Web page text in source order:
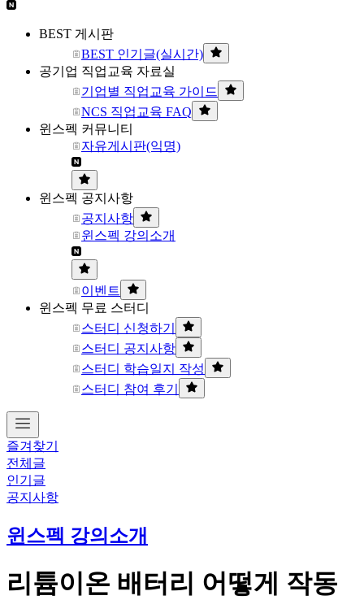
BEST 게시판
BEST 인기글(실시간)
공기업 직업교육 자료실
기업별 직업교육 가이드
NCS 직업교육 FAQ
윈스펙 커뮤니티
자유게시판(익명)
윈스펙 공지사항
공지사항
윈스펙 강의소개
이벤트
윈스펙 무료 스터디
스터디 신청하기
스터디 공지사항
스터디 학습일지 작성
스터디 참여 후기
즐겨찾기
전체글
인기글
공지사항
윈스펙 강의소개
리튬이온 배터리 어떻게 작동